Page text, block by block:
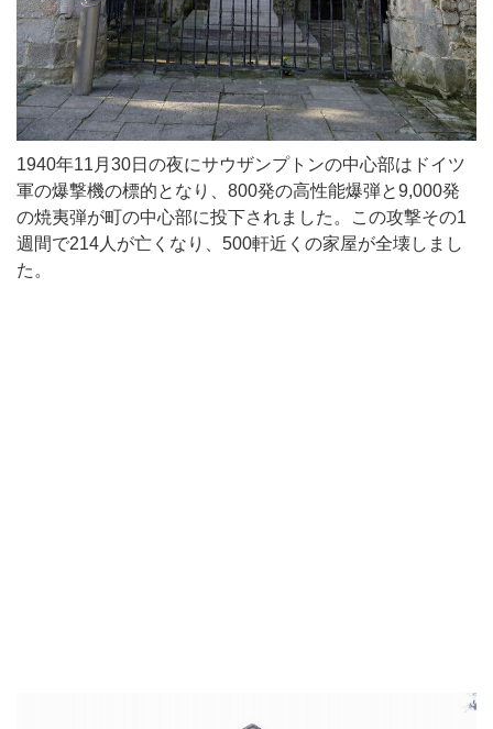
1940年11月30日の夜にサウザンプトンの中心部はドイツ
軍の爆撃機の標的となり、800発の高性能爆弾と9,000発
の焼夷弾が町の中心部に投下されました。この攻撃その1
週間で214人が亡くなり、500軒近くの家屋が全壊しまし
た。